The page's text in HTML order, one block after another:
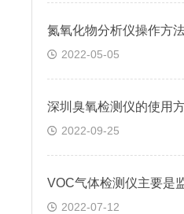
氮氧化物分析仪操作方
2022-05-05
深圳臭氧检测仪的使用
2022-09-25
VOC气体检测仪主要是
2022-07-12